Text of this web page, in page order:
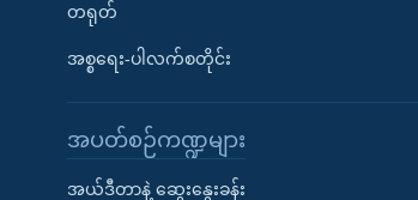
တရုတ်
အစ္စရေး-ပါလက်စတိုင်း
အပတ်စဉ်ကဏ္ဍများ
အယ်ဒီတာနဲ့ ဆွေးနွေးခန်း